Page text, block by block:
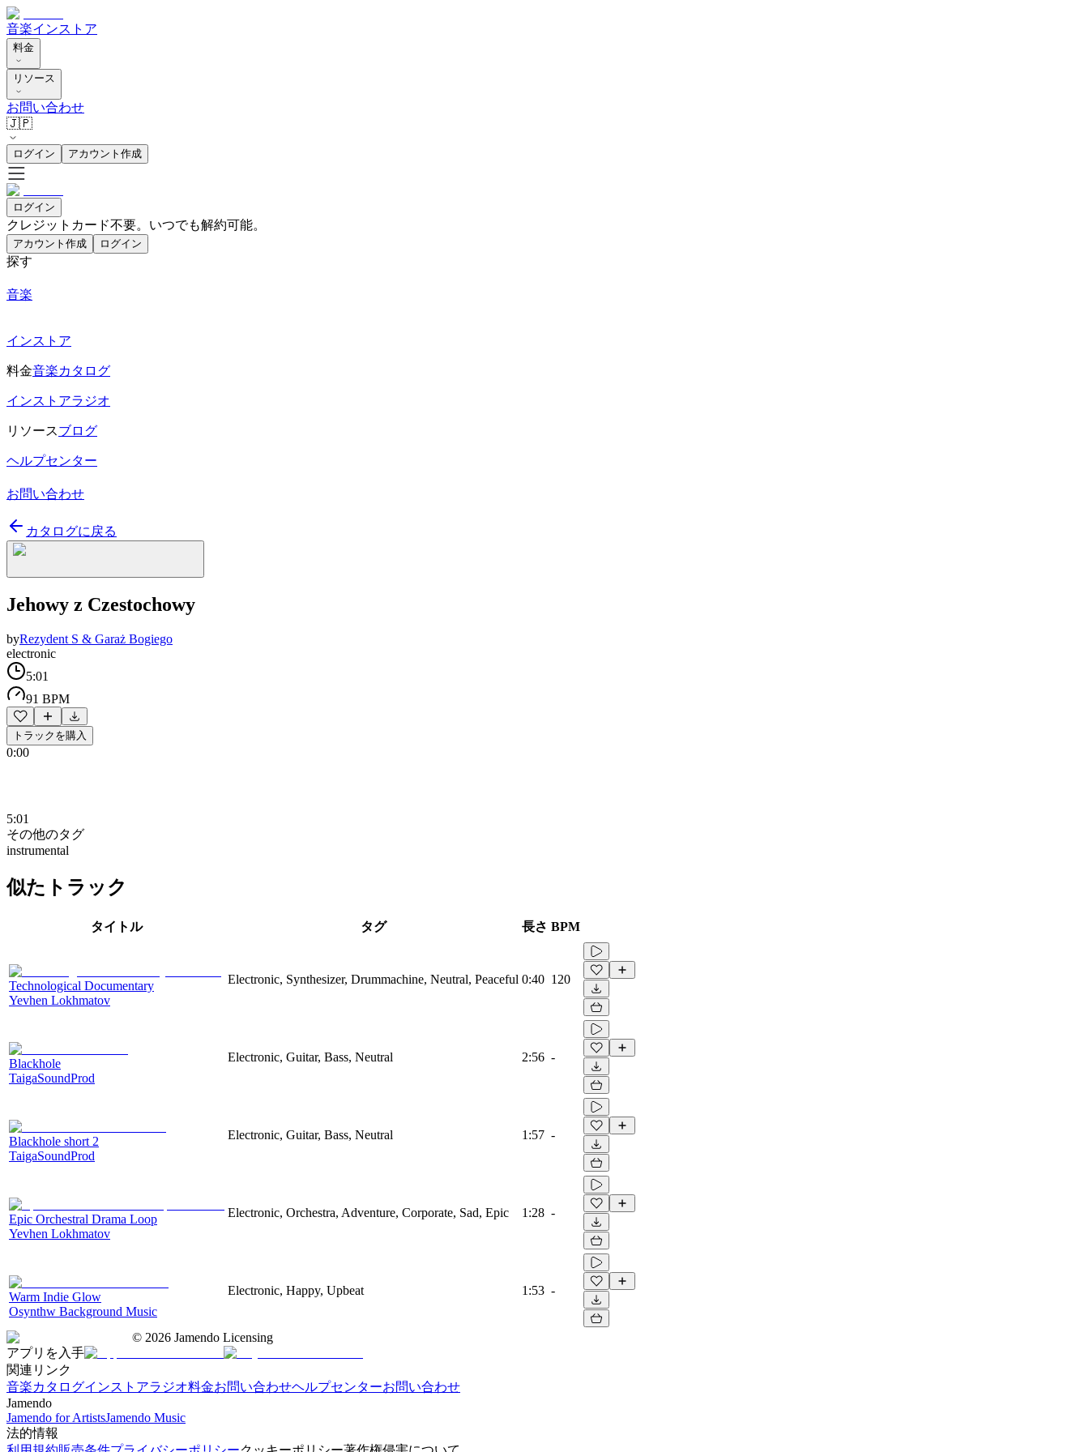
音楽インストア
料金
リソース
お問い合わせ
🇯🇵
ログイン アカウント作成
ログイン
クレジットカード不要。いつでも解約可能。
アカウント作成 ログイン
探す
音楽
インストア
料金音楽カタログ
インストアラジオ
リソースブログ
ヘルプセンター
お問い合わせ
カタログに戻る
Jehowy z Czestochowy
byRezydent S & Garaż Bogiego
electronic
5:01
91 BPM
トラックを購入
0:00
5:01
その他のタグ
instrumental
似たトラック
タイトル タグ 長さ BPM
Technological Documentary
Yevhen Lokhmatov
Electronic, Synthesizer, Drummachine, Neutral, Peaceful 0:40 120
Blackhole
TaigaSoundProd
Electronic, Guitar, Bass, Neutral 2:56 -
Blackhole short 2
TaigaSoundProd
Electronic, Guitar, Bass, Neutral 1:57 -
Epic Orchestral Drama Loop
Yevhen Lokhmatov
Electronic, Orchestra, Adventure, Corporate, Sad, Epic 1:28 -
Warm Indie Glow
Osynthw Background Music
Electronic, Happy, Upbeat 1:53 -
© 2026 Jamendo Licensing
アプリを入手
関連リンク
音楽カタログインストアラジオ料金お問い合わせヘルプセンターお問い合わせ
Jamendo
Jamendo for ArtistsJamendo Music
法的情報